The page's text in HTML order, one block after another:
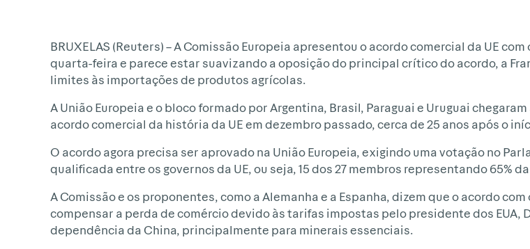
BRUXELAS (Reuters) – A Comissão Europeia apresentou o acordo comercial da UE
quarta-feira e parece estar suavizando a oposição do principal crítico do acordo, a
limites às importações de produtos agrícolas.
A União Europeia e o bloco formado por Argentina, Brasil, Paraguai e Uruguai
acordo comercial da história da UE em dezembro passado, cerca de 25 anos após o
O acordo agora precisa ser aprovado na União Europeia, exigindo uma votação no
qualificada entre os governos da UE, ou seja, 15 dos 27 membros representando 65%
A Comissão e os proponentes, como a Alemanha e a Espanha, dizem que o acordo
compensar a perda de comércio devido às tarifas impostas pelo presidente dos EUA,
dependência da China, principalmente para minerais essenciais.